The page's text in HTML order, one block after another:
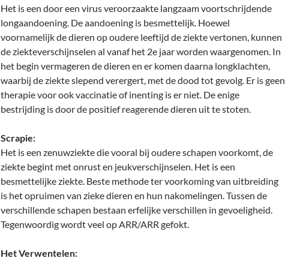
Het is een door een virus veroorzaakte langzaam voortschrijdende
longaandoening. De aandoening is besmettelijk. Hoewel
voornamelijk de dieren op oudere leeftijd de ziekte vertonen, kunnen
de ziekteverschijnselen al vanaf het 2e jaar worden waargenomen. In
het begin vermageren de dieren en er komen daarna longklachten,
waarbij de ziekte slepend verergert, met de dood tot gevolg. Er is geen
therapie voor ook vaccinatie of inenting is er niet. De enige
bestrijding is door de positief reagerende dieren uit te stoten.
Scrapie:
Het is een zenuwziekte die vooral bij oudere schapen voorkomt, de
ziekte begint met onrust en jeukverschijnselen. Het is een
besmettelijke ziekte. Beste methode ter voorkoming van uitbreiding
is het opruimen van zieke dieren en hun nakomelingen. Tussen de
verschillende schapen bestaan erfelijke verschillen in gevoeligheid.
Tegenwoordig wordt veel op ARR/ARR gefokt.
Het Verwentelen: